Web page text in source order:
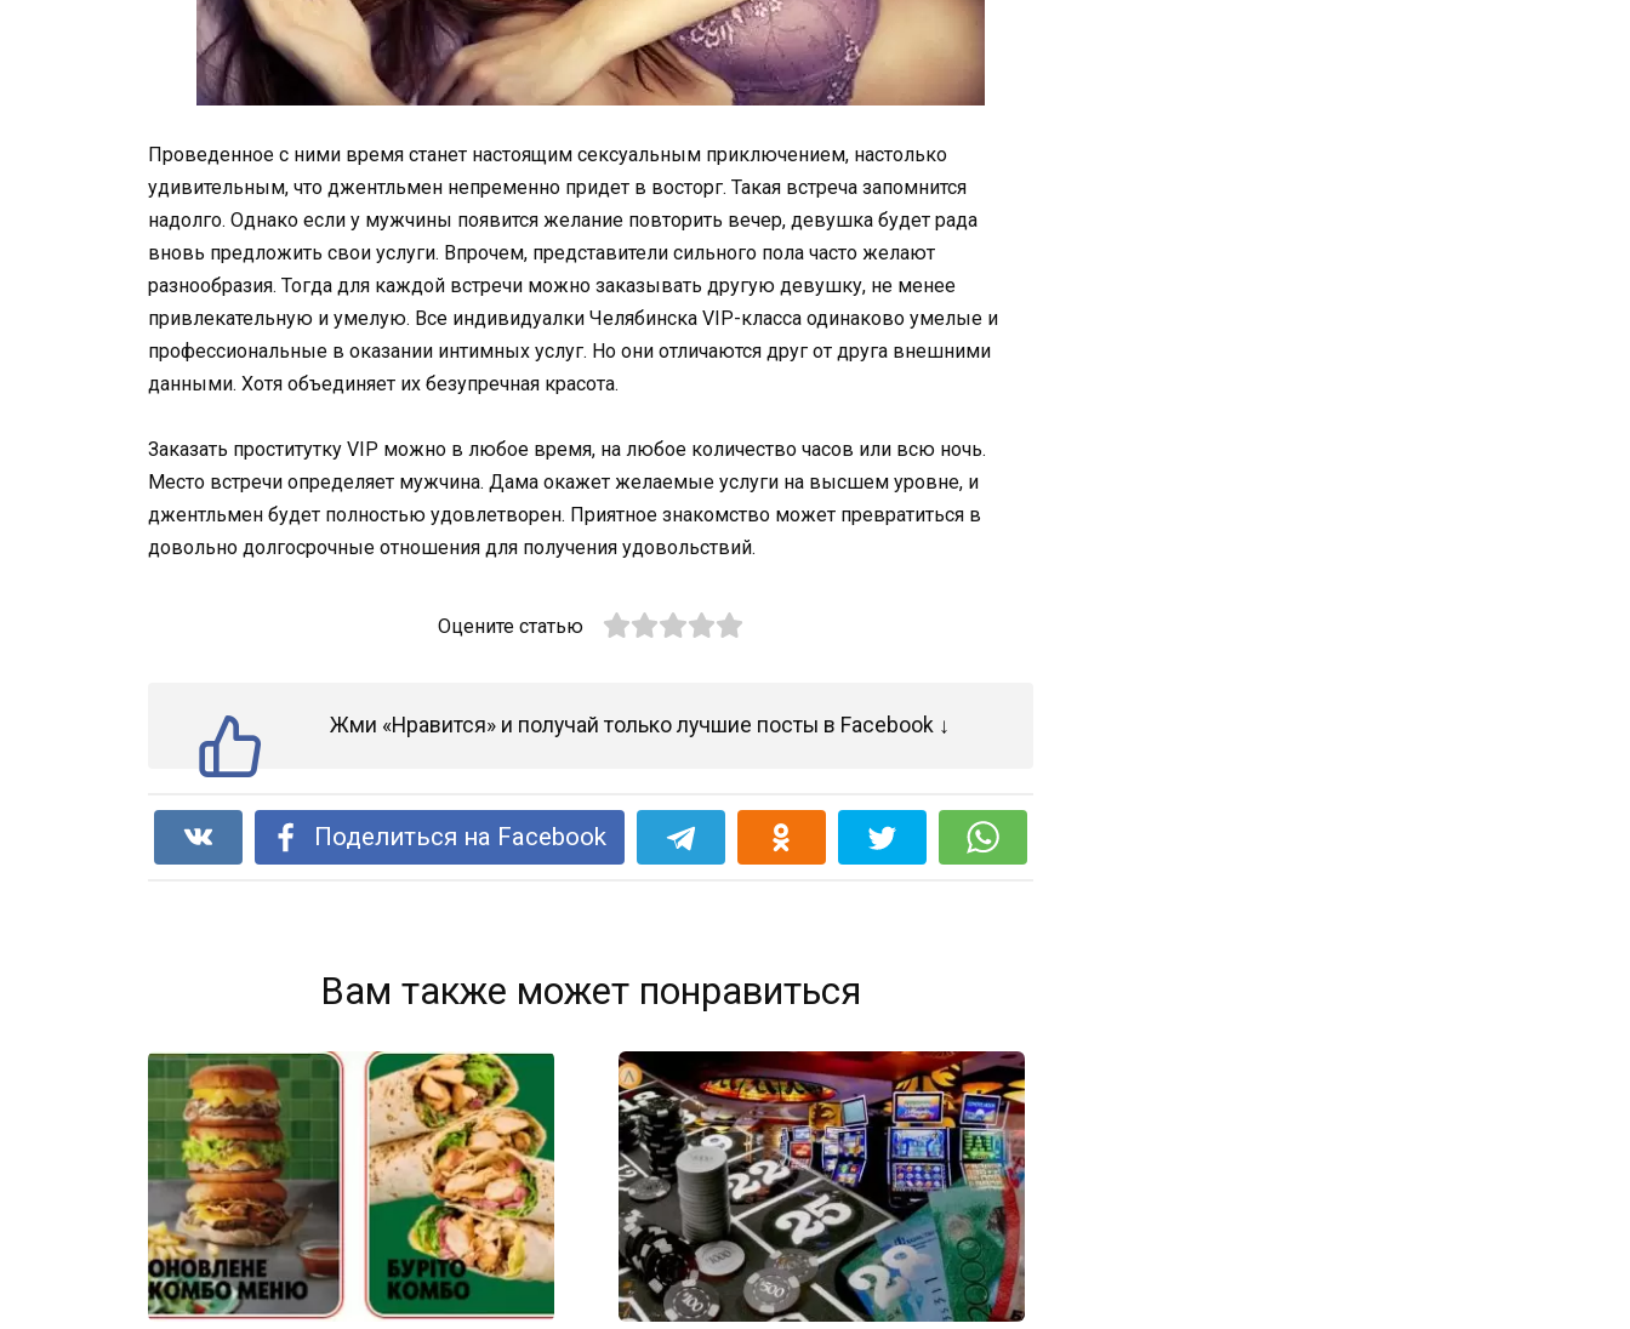
Проведенное с ними время станет настоящим сексуальным приключением, настолько
удивительным, что джентльмен непременно придет в восторг. Такая встреча запомнится
надолго. Однако если у мужчины появится желание повторить вечер, девушка будет рада
вновь предложить свои услуги. Впрочем, представители сильного пола часто желают
разнообразия. Тогда для каждой встречи можно заказывать другую девушку, не менее
привлекательную и умелую. Все индивидуалки Челябинска VIP-класса одинаково умелые и
профессиональные в оказании интимных услуг. Но они отличаются друг от друга внешними
данными. Хотя объединяет их безупречная красота.
Заказать проститутку VIP можно в любое время, на любое количество часов или всю ночь.
Место встречи определяет мужчина. Дама окажет желаемые услуги на высшем уровне, и
джентльмен будет полностью удовлетворен. Приятное знакомство может превратиться в
довольно долгосрочные отношения для получения удовольствий.
Оцените статью
Жми «Нравится» и получай только лучшие посты в Facebook ↓
Поделиться на Facebook
Вам также может понравиться